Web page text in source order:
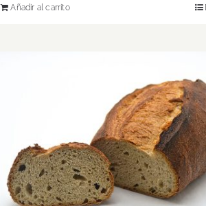
Añadir al carrito